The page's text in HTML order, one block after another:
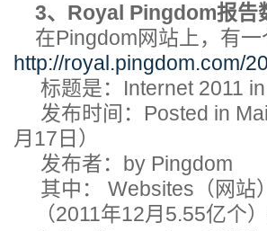
3、Royal Pingdom报告
在Pingdom网站上，有一
http://royal.pingdom.com/
标题是：Internet 2011
发布时间：Posted in
月17日）
发布者：by Pingdom
其中： Websites（网站）
（2011年12月5.55亿个